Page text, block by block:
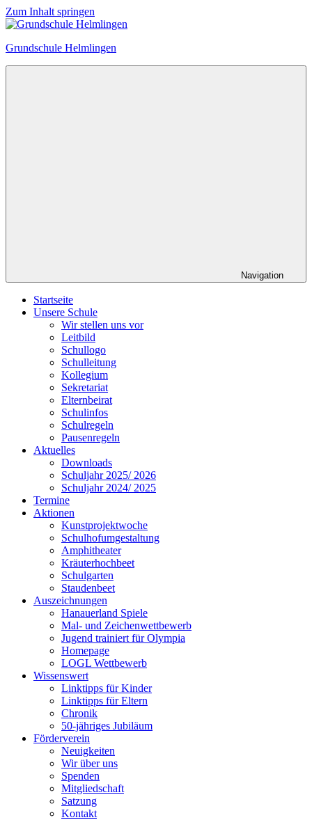
Zum Inhalt springen
Grundschule Helmlingen
Navigation
Startseite
Unsere Schule
Wir stellen uns vor
Leitbild
Schullogo
Schulleitung
Kollegium
Sekretariat
Elternbeirat
Schulinfos
Schulregeln
Pausenregeln
Aktuelles
Downloads
Schuljahr 2025/ 2026
Schuljahr 2024/ 2025
Termine
Aktionen
Kunstprojektwoche
Schulhofumgestaltung
Amphitheater
Kräuterhochbeet
Schulgarten
Staudenbeet
Auszeichnungen
Hanauerland Spiele
Mal- und Zeichenwettbewerb
Jugend trainiert für Olympia
Homepage
LOGL Wettbewerb
Wissenswert
Linktipps für Kinder
Linktipps für Eltern
Chronik
50-jähriges Jubiläum
Förderverein
Neuigkeiten
Wir über uns
Spenden
Mitgliedschaft
Satzung
Kontakt